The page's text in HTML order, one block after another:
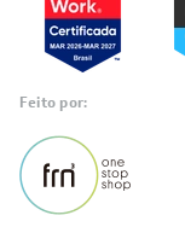
Feito por: